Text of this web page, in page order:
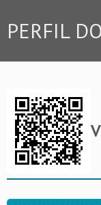
PERFIL